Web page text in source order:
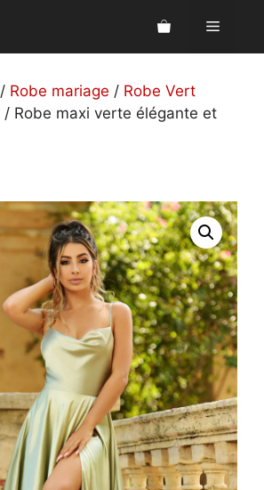
Menu
/ Robe mariage / Robe Vert
/ Robe maxi verte élégante et